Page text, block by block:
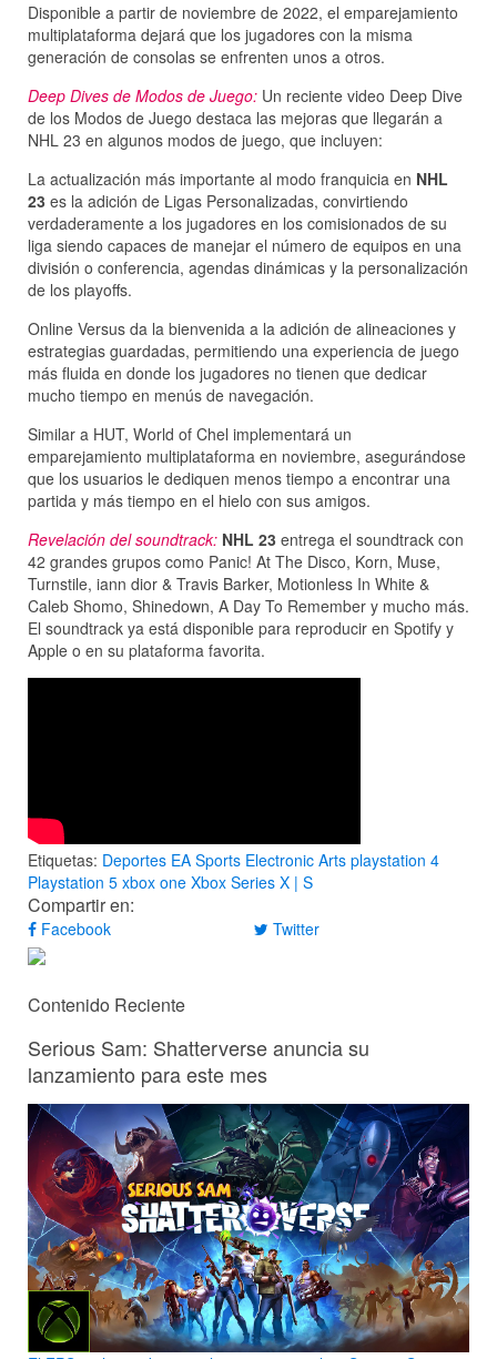
Disponible a partir de noviembre de 2022, el emparejamiento
multiplataforma dejará que los jugadores con la misma
generación de consolas se enfrenten unos a otros.
Deep Dives de Modos de Juego: Un reciente video Deep Dive
de los Modos de Juego destaca las mejoras que llegarán a
NHL 23 en algunos modos de juego, que incluyen:
La actualización más importante al modo franquicia en NHL
23 es la adición de Ligas Personalizadas, convirtiendo
verdaderamente a los jugadores en los comisionados de su
liga siendo capaces de manejar el número de equipos en una
división o conferencia, agendas dinámicas y la personalización
de los playoffs.
Online Versus da la bienvenida a la adición de alineaciones y
estrategias guardadas, permitiendo una experiencia de juego
más fluida en donde los jugadores no tienen que dedicar
mucho tiempo en menús de navegación.
Similar a HUT, World of Chel implementará un
emparejamiento multiplataforma en noviembre, asegurándose
que los usuarios le dediquen menos tiempo a encontrar una
partida y más tiempo en el hielo con sus amigos.
Revelación del soundtrack: NHL 23 entrega el soundtrack con
42 grandes grupos como Panic! At The Disco, Korn, Muse,
Turnstile, iann dior & Travis Barker, Motionless In White &
Caleb Shomo, Shinedown, A Day To Remember y mucho más.
El soundtrack ya está disponible para reproducir en Spotify y
Apple o en su plataforma favorita.
Etiquetas: Deportes EA Sports Electronic Arts playstation 4
Playstation 5 xbox one Xbox Series X | S
Compartir en:
Facebook Twitter
Contenido Reciente
Serious Sam: Shatterverse anuncia su
lanzamiento para este mes